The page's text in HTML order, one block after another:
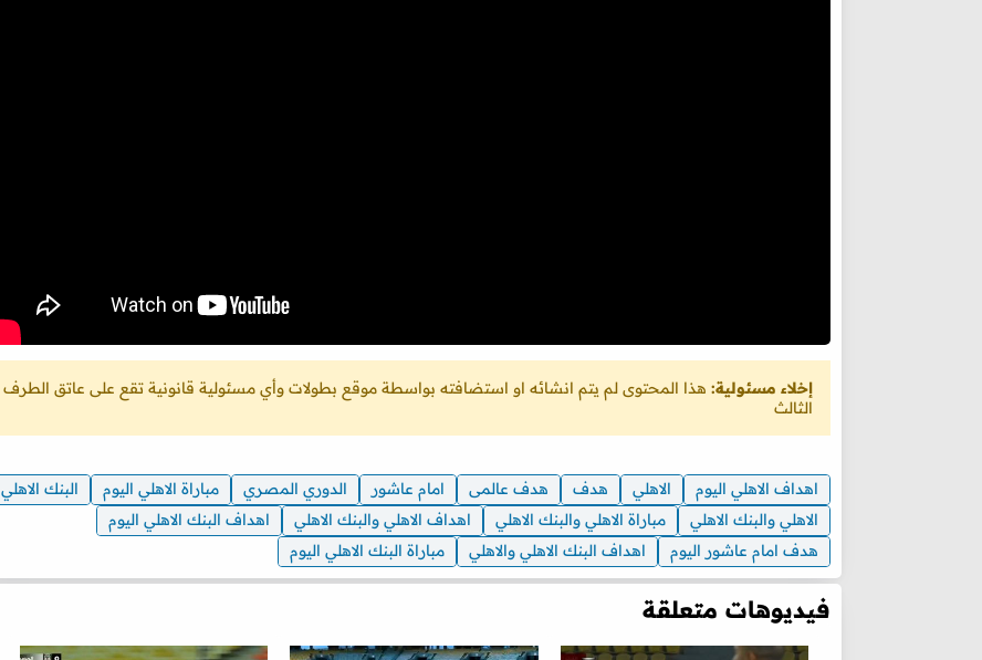
إخلاء مسئولية: هذا المحتوى لم يتم انشائه او استضافته بواسطة موقع بطولات وأي مسئولية قانونية تقع على عاتق الطرف
الثالث
اهداف الاهلي اليوم الاهلي هدف هدف عالمى امام عاشور الدوري المصري مباراة الاهلي اليوم
البنك الاهلي
الاهلي والبنك الاهلي
مباراة الاهلي والبنك الاهلي اهداف الاهلي والبنك الاهلي
اهداف البنك الاهلي اليوم
هدف امام عاشور اليوم
اهداف البنك الاهلي والاهلي مباراة البنك الاهلي اليوم
فيديوهات متعلقة